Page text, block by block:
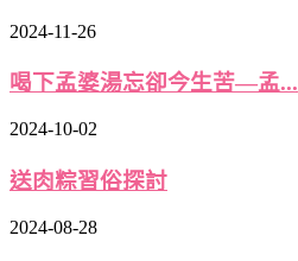
2024-11-26
喝下孟婆湯忘卻今生苦—孟...
2024-10-02
送肉粽習俗探討
2024-08-28